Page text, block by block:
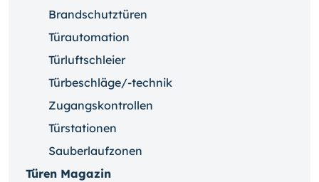
Brandschutztüren
Türautomation
Türluftschleier
Türbeschläge/-technik
Zugangskontrollen
Türstationen
Sauberlaufzonen
Türen Magazin